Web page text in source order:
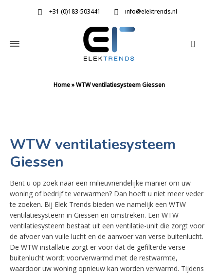
+31 (0)183-503441 info@elektrends.nl
Home»WTW ventilatiesysteem Giessen
WTW ventilatiesysteem
Giessen
Bent u op zoek naar een milieuvriendelijke manier om uw
woning of bedrijf te verwarmen? Dan hoeft u niet meer veder
te zoeken. Bij Elek Trends bieden we namelijk een WTW
ventilatiesysteem in Giessen en omstreken. Een WTW
ventilatiesysteem bestaat uit een ventilatie-unit die zorgt voor
de afvoer van vuile lucht en de aanvoer van verse buitenlucht.
De WTW installatie zorgt er voor dat de gefilterde verse
buitenlucht wordt voorverwarmd met de restwarmte,
waardoor uw woning opnieuw kan worden verwarmd. Tijdens